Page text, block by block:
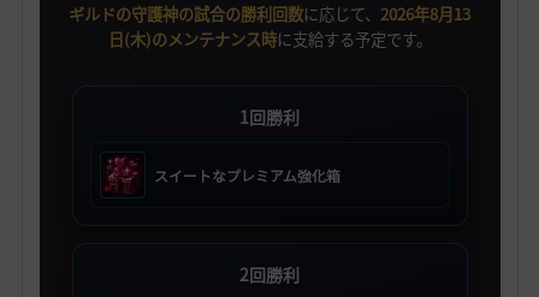
ギルドの守護神の試合の勝利回数に応じて、 2026年8月13
日(木)のメンテナンス時に支給する予定です。
1回勝利
スイートなプレミアム強化箱
2回勝利